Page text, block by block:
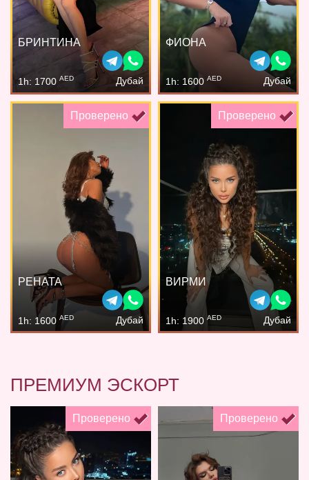
БРИНТИНА
1h: 1700 AED Дубай
ФИОНА
1h: 1600 AED Дубай
Проверено
РЕНАТА
1h: 1600 AED Дубай
Проверено
ВИРМИ
1h: 1900 AED Дубай
ПРЕМИУМ ЭСКОРТ
Проверено Проверено